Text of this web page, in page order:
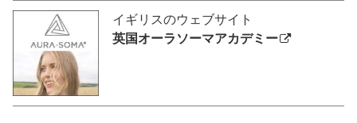
イギリスのウェブサイト
英国オーラソーマアカデミー